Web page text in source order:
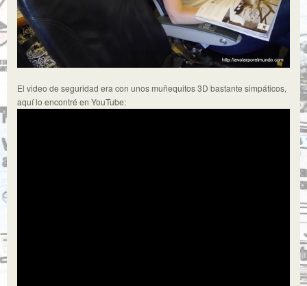
El video de seguridad era con unos muñequitos 3D bastante simpáticos,
aquí lo encontré en YouTube: